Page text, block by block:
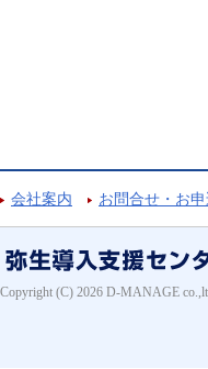
会社案内 お問合せ・お
Copyright (C) 2026 D-MANAGE